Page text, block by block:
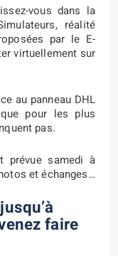
vous dans la
réalité
par le E-
virtuellement sur
au panneau DHL
pour les plus
pas.
prévue samedi à
et échanges…
faire